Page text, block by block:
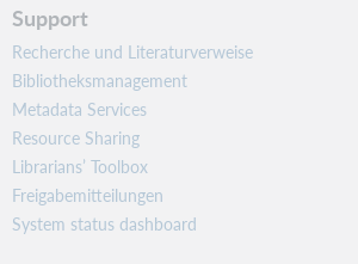
Support
Recherche und Literaturverweise
Bibliotheksmanagement
Metadata Services
Resource Sharing
Librarians’ Toolbox
Freigabemitteilungen
System status dashboard